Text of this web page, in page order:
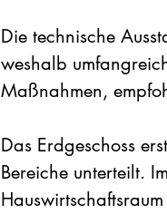
Die technische
weshalb
Maßnahmen,
Das Erdgeschoss
Bereiche unterteilt.